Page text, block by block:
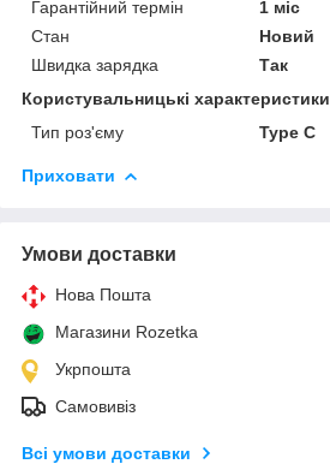
Гарантійний термін
1 міс
Стан
Новий
Швидка зарядка
Так
Користувальницькі характеристики
Тип роз'єму
Type C
Приховати
Умови доставки
Нова Пошта
Магазини Rozetka
Укрпошта
Самовивіз
Всі умови доставки